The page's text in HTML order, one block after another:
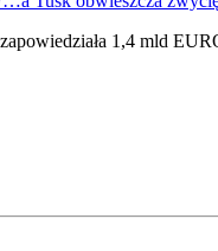
1,4 mld